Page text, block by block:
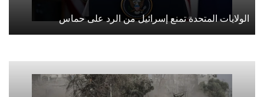
الولايات المتحدة تمنع إسرائيل من الرد على حماس